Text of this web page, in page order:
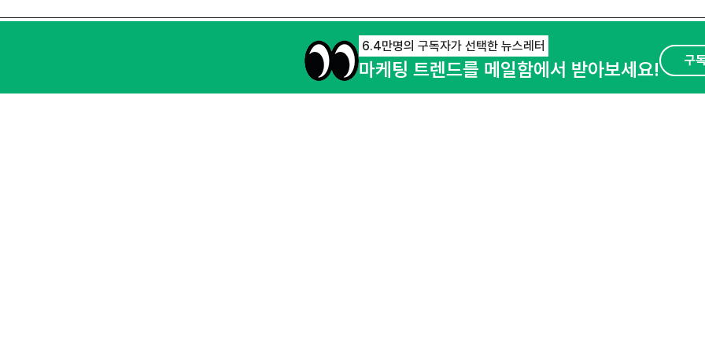
마케팅 감각을 깨워 드릴게요!
6.4만명의 구독자가 선택한 뉴스레터
마케팅 트렌드를 메일함에서 받아보세요! 구